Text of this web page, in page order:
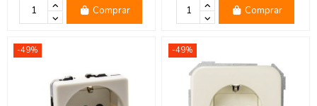
Comprar Comprar
-49% -49%